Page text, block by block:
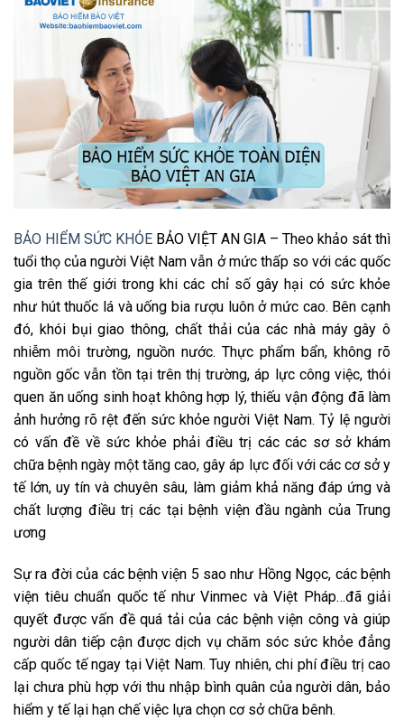
BẢO HIỂM SỨC KHỎE BẢO VIỆT AN GIA – Theo khảo sát thì
tuổi thọ của người Việt Nam vẫn ở mức thấp so với các quốc
gia trên thế giới trong khi các chỉ số gây hại có sức khỏe
như hút thuốc lá và uống bia rượu luôn ở mức cao. Bên cạnh
đó, khói bụi giao thông, chất thải của các nhà máy gây ô
nhiễm môi trường, nguồn nước. Thực phẩm bẩn, không rõ
nguồn gốc vẫn tồn tại trên thị trường, áp lực công việc, thói
quen ăn uống sinh hoạt không hợp lý, thiếu vận động đã làm
ảnh hưởng rõ rệt đến sức khỏe người Việt Nam. Tỷ lệ người
có vấn đề về sức khỏe phải điều trị các các sơ sở khám
chữa bệnh ngày một tăng cao, gây áp lực đối với các cơ sở y
tế lớn, uy tín và chuyên sâu, làm giảm khả năng đáp ứng và
chất lượng điều trị các tại bệnh viện đầu ngành của Trung
ương
Sự ra đời của các bệnh viện 5 sao như Hồng Ngọc, các bệnh
viện tiêu chuẩn quốc tế như Vinmec và Việt Pháp…đã giải
quyết được vấn đề quá tải của các bệnh viện công và giúp
người dân tiếp cận được dịch vụ chăm sóc sức khỏe đẳng
cấp quốc tế ngay tại Việt Nam. Tuy nhiên, chi phí điều trị cao
lại chưa phù hợp với thu nhập bình quân của người dân, bảo
hiểm y tế lại hạn chế việc lựa chọn cơ sở chữa bênh.